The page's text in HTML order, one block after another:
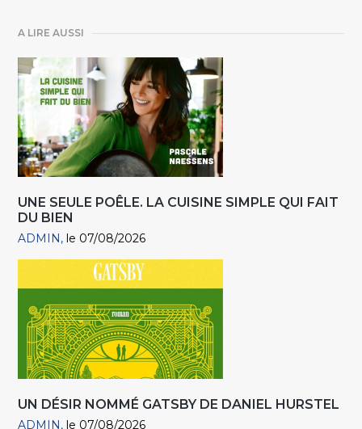
A LIRE AUSSI
UNE SEULE POÊLE. LA CUISINE SIMPLE QUI FAIT
DU BIEN
ADMIN le 07/08/2026
UN DÉSIR NOMMÉ GATSBY DE DANIEL HURSTEL
ADMIN le 07/08/2026